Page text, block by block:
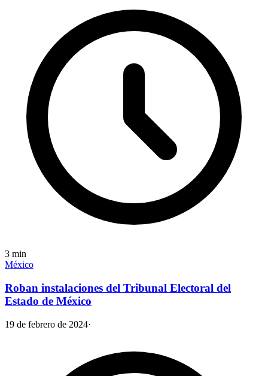
3 min
México
Roban instalaciones del Tribunal Electoral del
Estado de México
19 de febrero de 2024·